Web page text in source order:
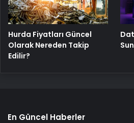
Hurda Fiyatları Güncel
Olarak Nereden Takip
Edilir?
En Güncel Haberler